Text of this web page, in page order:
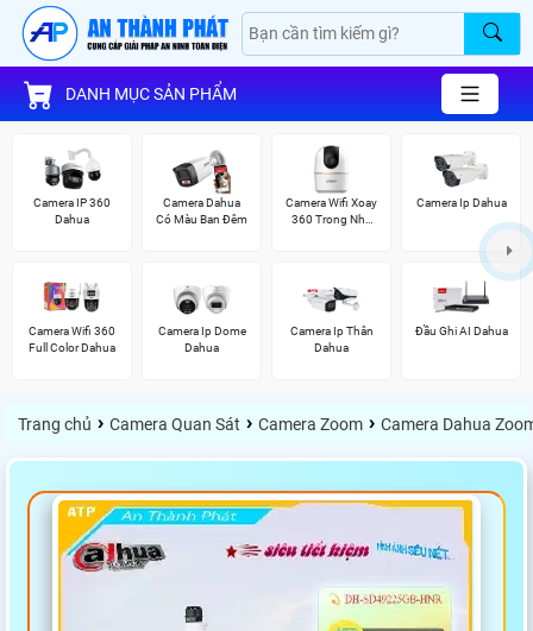
DANH MỤC SẢN PHẨM
Camera IP 360
Dahua
Camera Dahua
Có Màu Ban Đêm
Camera Wifi Xoay
360 Trong Nhà
Camera Ip Dahua
Camera Wifi 360
Full Color Dahua
Camera Ip Dome
Dahua
Camera Ip Thân
Dahua
Đầu Ghi AI Dahua
Trang chủ › Camera Quan Sát › Camera Zoom › Camera Dahua